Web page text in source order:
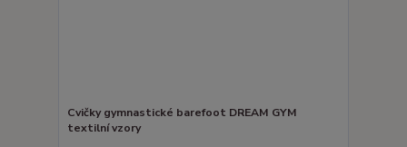
Cvičky gymnastické barefoot DREAM GYM
textilní vzory